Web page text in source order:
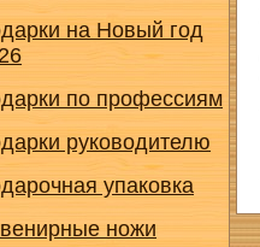
на Новый год
по профессиям
руководителю
упаковка
ножи